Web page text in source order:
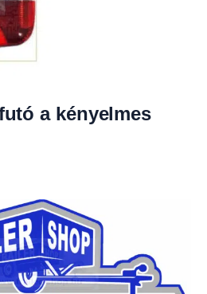
a kényelmes